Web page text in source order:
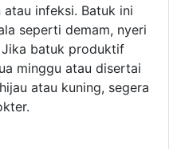
infeksi. Batuk ini
seperti demam, nyeri
Jika batuk produktif
minggu atau disertai
atau kuning, segera